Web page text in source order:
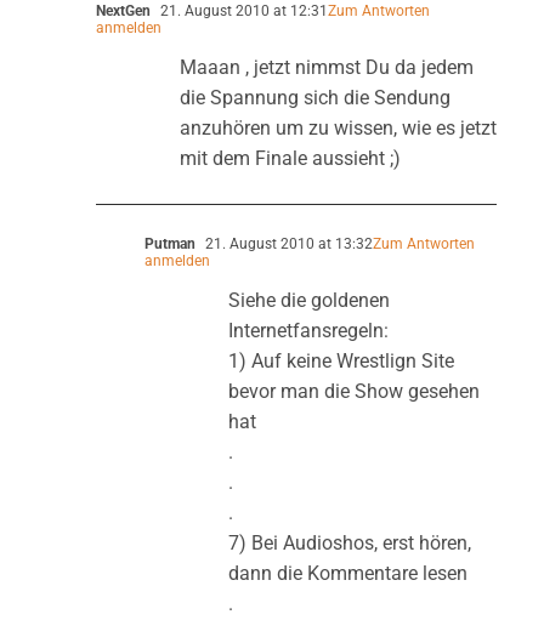
NextGen 21. August 2010 at 12:31Zum Antworten
anmelden
Maaan , jetzt nimmst Du da jedem
die Spannung sich die Sendung
anzuhören um zu wissen, wie es jetzt
mit dem Finale aussieht ;)
Putman 21. August 2010 at 13:32Zum Antworten
anmelden
Siehe die goldenen
Internetfansregeln:
1) Auf keine Wrestlign Site
bevor man die Show gesehen
hat
.
.
.
7) Bei Audioshos, erst hören,
dann die Kommentare lesen
.